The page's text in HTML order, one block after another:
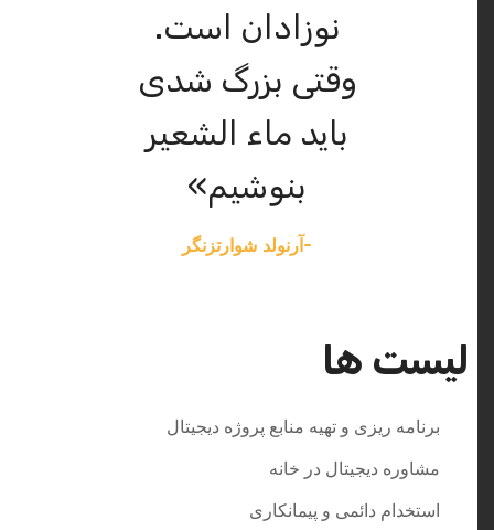
نوزادان است.
وقتی بزرگ شدی
باید ماء الشعیر
بنوشیم»
-آرنولد شوارتزنگر
لیست ها
برنامه ریزی و تهیه منابع پروژه دیجیتال
مشاوره دیجیتال در خانه
استخدام دائمی و پیمانکاری